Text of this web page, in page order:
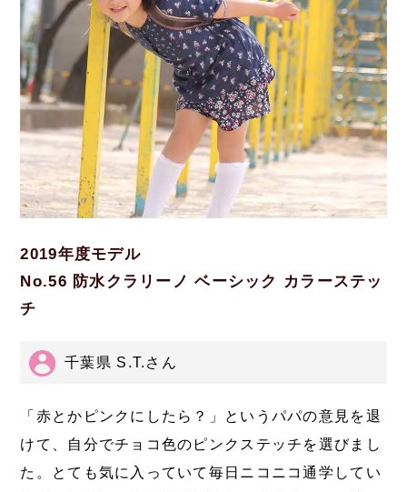
2019年度モデル
No.56 防水クラリーノ ベーシック カラーステッ
チ
千葉県 S.T.さん
「赤とかピンクにしたら？」というパパの意見を退
けて、自分でチョコ色のピンクステッチを選びまし
た。とても気に入っていて毎日ニコニコ通学してい